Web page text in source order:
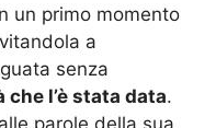
un primo momento
a
senza
l’è stata data.